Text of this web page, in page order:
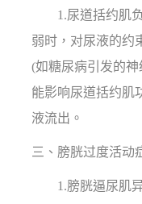
1.尿道括约肌负
弱时，对尿液的约
(如糖尿病引发的
能影响尿道括约肌
液流出。
三、膀胱过度活动
1.膀胱逼尿肌异